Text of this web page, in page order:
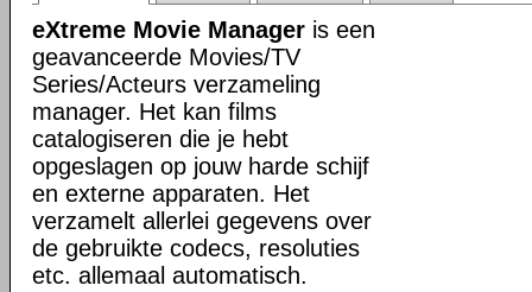
eXtreme Movie Manager is een
geavanceerde Movies/TV
Series/Acteurs verzameling
manager. Het kan films
catalogiseren die je hebt
opgeslagen op jouw harde schijf
en externe apparaten. Het
verzamelt allerlei gegevens over
de gebruikte codecs, resoluties
etc. allemaal automatisch.